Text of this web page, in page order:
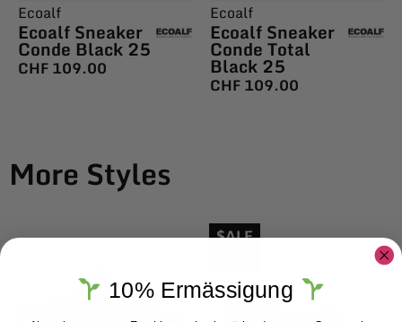
Ecoalf
Ecoalf Sneaker
Conde Black 25
CHF109.00
Ecoalf
Ecoalf Sneaker
Conde Total
Black 25
CHF109.00
More Styles
$ALE
10% Ermässigung